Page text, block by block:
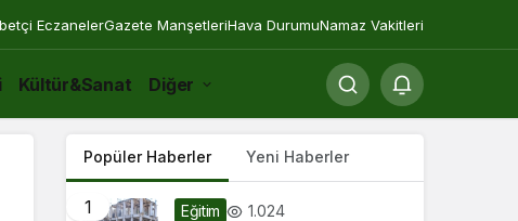
EczanelerGazete ManşetleriHava DurumuNamaz Vakitleri
Kültür&Sanat Diğer
Popüler Haberler Yeni Haberler
1 Eğitim 1.024